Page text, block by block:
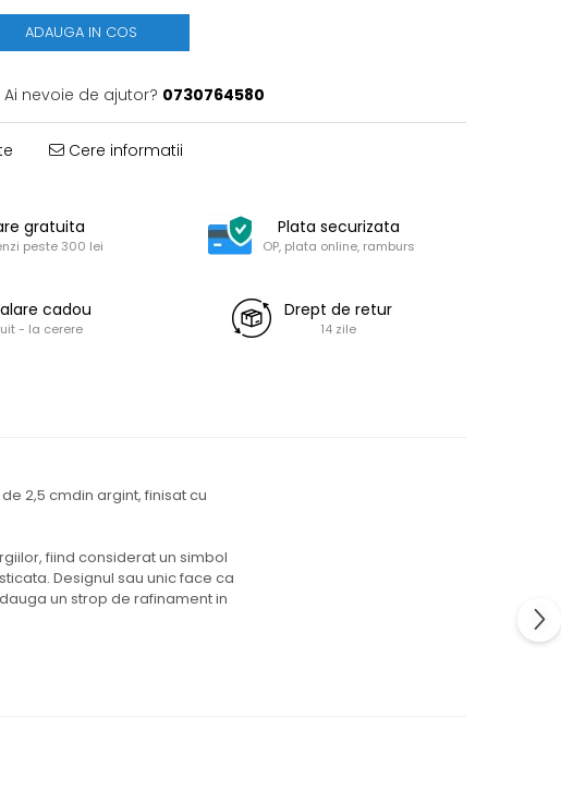
ADAUGA IN COS
Ai nevoie de ajutor? 0730764580
Cere informatii
gratuita
peste 300 lei
Plata securizata
OP, plata online, ramburs
cadou
- la cerere
Drept de retur
14 zile
2,5 cmdin argint, finisat cu
fiind considerat un simbol
Designul sau unic face ca
un strop de rafinament in